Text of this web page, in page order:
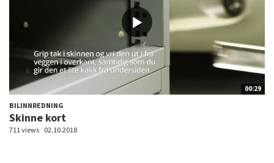
00:29
BILINNREDNING
Skinne kort
711 views 02.10.2018